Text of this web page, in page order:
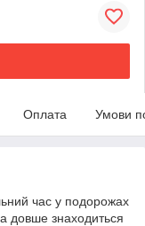
Оплата Умови
час у подорожах
довше знаходиться